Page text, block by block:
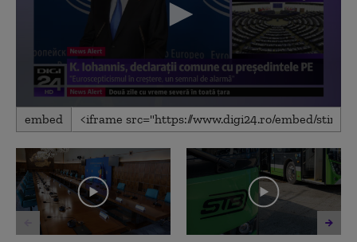
0
seconds
18
minutes,
22
seconds
embed